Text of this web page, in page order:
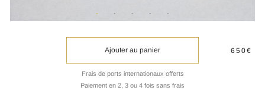
Ajouter au panier
Frais de ports internationaux offerts
Paiement en 2, 3 ou 4 fois sans frais
650€